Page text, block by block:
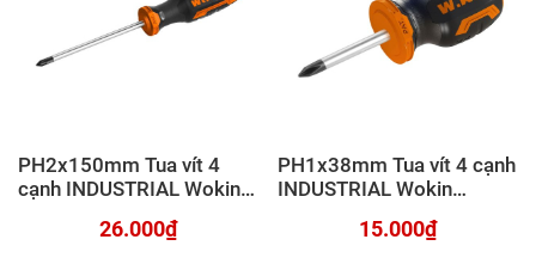
PH2x150mm Tua vít 4
cạnh INDUSTRIAL Wokin
26.000₫
PH1x38mm Tua vít 4 cạnh
INDUSTRIAL Wokin
15.000₫